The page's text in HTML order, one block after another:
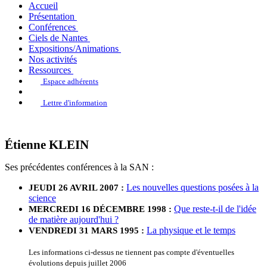
Accueil
Présentation
Conférences
Ciels de Nantes
Expositions/Animations
Nos activités
Ressources
Espace adhérents
Lettre d'information
Étienne KLEIN
Ses précédentes conférences à la SAN :
JEUDI 26 AVRIL 2007 : Les nouvelles questions posées à la
science
MERCREDI 16 DÉCEMBRE 1998 : Que reste-t-il de l'idée
de matière aujourd'hui ?
VENDREDI 31 MARS 1995 : La physique et le temps
Les informations ci-dessus ne tiennent pas compte d'éventuelles
évolutions depuis juillet 2006